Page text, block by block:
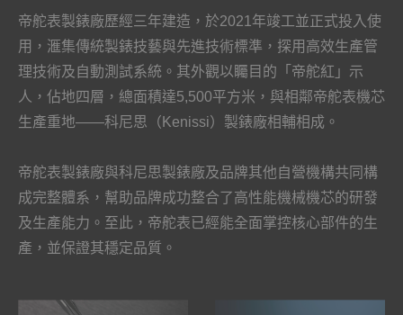
帝舵表製錶廠歷經三年建造，於2021年竣工並正式投入使
用，滙集傳統製錶技藝與先進技術標準，探用高效生產管
理技術及自動測試系統。其外觀以矚目的「帝舵紅」示
人，佔地四層，總面積達5,500平方米，與相鄰帝舵表機芯
生產重地——科尼思（Kenissi）製錶廠相輔相成。
帝舵表製錶廠與科尼思製錶廠及品牌其他自營機構共同構
成完整體系，幫助品牌成功整合了高性能機械機芯的研發
及生產能力。至此，帝舵表已經能全面掌控核心部件的生
產，並保證其穩定品質。